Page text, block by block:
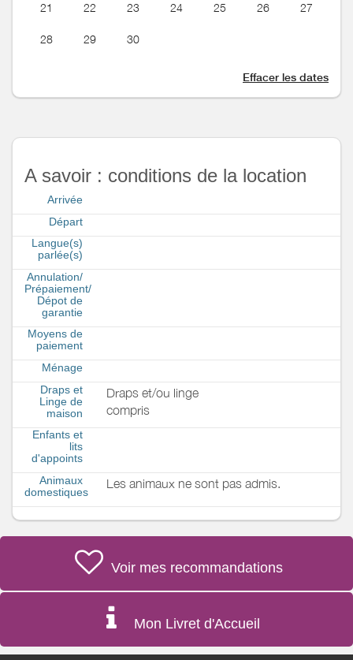
21 22 23 24 25 26 27
28 29 30
Effacer les dates
A savoir : conditions de la location
Arrivée
Départ
Langue(s)
parlée(s)
Annulation/
Prépaiement/
Dépot de
garantie
Moyens de
paiement
Ménage
Draps et
Linge de
maison
Draps et/ou linge
compris
Enfants et
lits
d'appoints
Animaux
domestiques
Les animaux ne sont pas admis.
Voir mes recommandations
Mon Livret d'Accueil